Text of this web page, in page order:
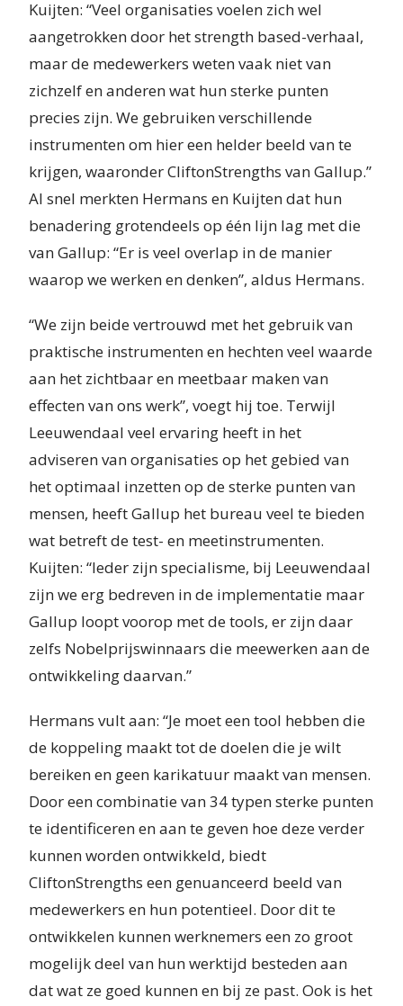
Kuijten: “Veel organisaties voelen zich wel
aangetrokken door het strength based-verhaal,
maar de medewerkers weten vaak niet van
zichzelf en anderen wat hun sterke punten
precies zijn. We gebruiken verschillende
instrumenten om hier een helder beeld van te
krijgen, waaronder CliftonStrengths van Gallup.”
Al snel merkten Hermans en Kuijten dat hun
benadering grotendeels op één lijn lag met die
van Gallup: “Er is veel overlap in de manier
waarop we werken en denken”, aldus Hermans.
“We zijn beide vertrouwd met het gebruik van
praktische instrumenten en hechten veel waarde
aan het zichtbaar en meetbaar maken van
effecten van ons werk”, voegt hij toe. Terwijl
Leeuwendaal veel ervaring heeft in het
adviseren van organisaties op het gebied van
het optimaal inzetten op de sterke punten van
mensen, heeft Gallup het bureau veel te bieden
wat betreft de test- en meetinstrumenten.
Kuijten: “Ieder zijn specialisme, bij Leeuwendaal
zijn we erg bedreven in de implementatie maar
Gallup loopt voorop met de tools, er zijn daar
zelfs Nobelprijswinnaars die meewerken aan de
ontwikkeling daarvan.”
Hermans vult aan: “Je moet een tool hebben die
de koppeling maakt tot de doelen die je wilt
bereiken en geen karikatuur maakt van mensen.
Door een combinatie van 34 typen sterke punten
te identificeren en aan te geven hoe deze verder
kunnen worden ontwikkeld, biedt
CliftonStrengths een genuanceerd beeld van
medewerkers en hun potentieel. Door dit te
ontwikkelen kunnen werknemers een zo groot
mogelijk deel van hun werktijd besteden aan
dat wat ze goed kunnen en bij ze past. Ook is het